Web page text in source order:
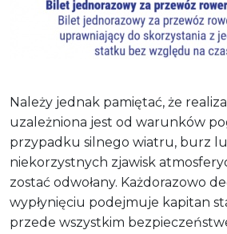
Należy jednak pamiętać, że
uzależniona jest od warunków
przypadku silnego wiatru, burz
niekorzystnych zjawisk
zostać odwołany. Każdorazowo
wypłynięciu podejmuje kapitan
przede wszystkim